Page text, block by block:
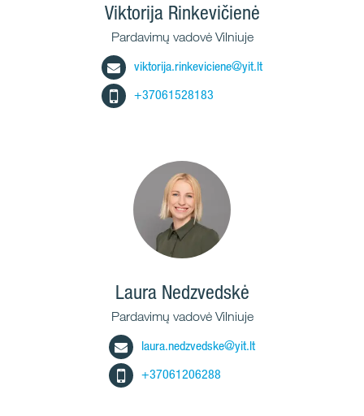
Viktorija Rinkevičienė
Pardavimų vadovė Vilniuje
viktorija.rinkeviciene@yit.lt
+37061528183
Laura Nedzvedskė
Pardavimų vadovė Vilniuje
laura.nedzvedske@yit.lt
+37061206288